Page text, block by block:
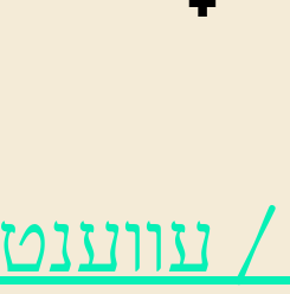
עווענט